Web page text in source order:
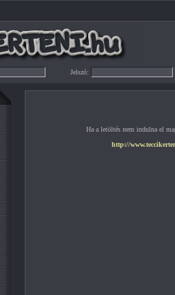
Jelszó:
Ha a letöltés nem indulna el
http://